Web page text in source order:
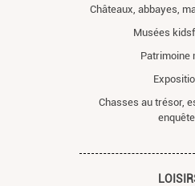
Châteaux, abbayes,
Musées
Patrimoine
Chasses au trésor,